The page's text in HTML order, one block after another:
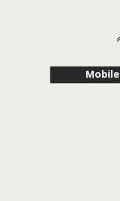
Mobile